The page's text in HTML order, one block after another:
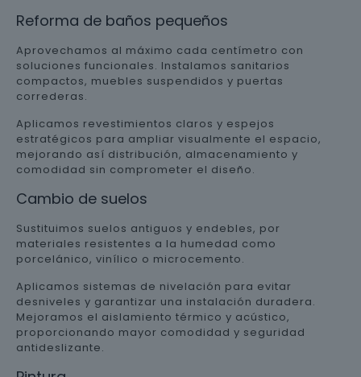
Reforma de baños pequeños
Aprovechamos al máximo cada centímetro con
soluciones funcionales. Instalamos sanitarios
compactos, muebles suspendidos y puertas
correderas.
Aplicamos revestimientos claros y espejos
estratégicos para ampliar visualmente el espacio,
mejorando así distribución, almacenamiento y
comodidad sin comprometer el diseño.
Cambio de suelos
Sustituimos suelos antiguos y endebles, por
materiales resistentes a la humedad como
porcelánico, vinílico o microcemento.
Aplicamos sistemas de nivelación para evitar
desniveles y garantizar una instalación duradera.
Mejoramos el aislamiento térmico y acústico,
proporcionando mayor comodidad y seguridad
antideslizante.